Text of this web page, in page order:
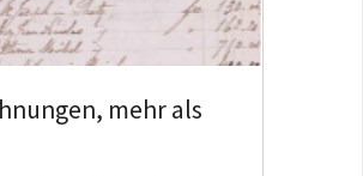
mehr als